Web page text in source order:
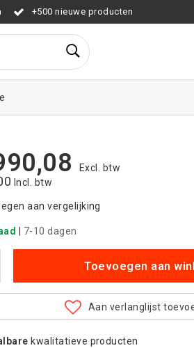
+500 nieuwe producten
Excl. btw
Incl. btw
aan vergelijking
7-10 dagen
Toevoegen aan
Aan verlanglijst
kwalitatieve producten